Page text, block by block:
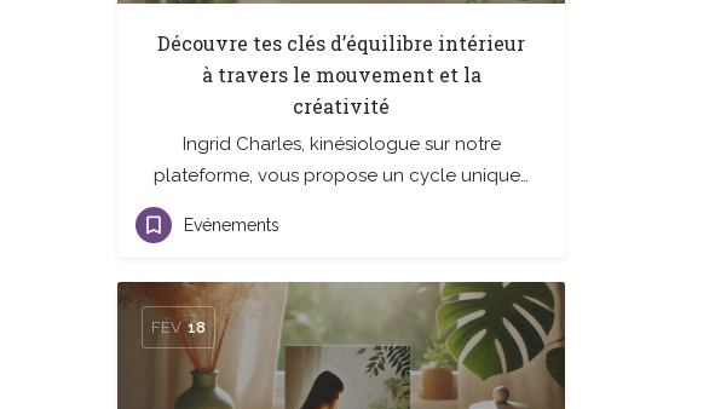
Découvre tes clés d’équilibre intérieur
à travers le mouvement et la
créativité
Ingrid Charles, kinésiologue sur notre
plateforme, vous propose un cycle unique…
Evénements
FÉV 18